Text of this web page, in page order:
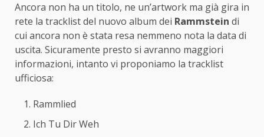
Ancora non ha un titolo, ne un’artwork ma già gira in
rete la tracklist del nuovo album dei Rammstein di
cui ancora non è stata resa nemmeno nota la data di
uscita. Sicuramente presto si avranno maggiori
informazioni, intanto vi proponiamo la tracklist
ufficiosa:
Rammlied
Ich Tu Dir Weh